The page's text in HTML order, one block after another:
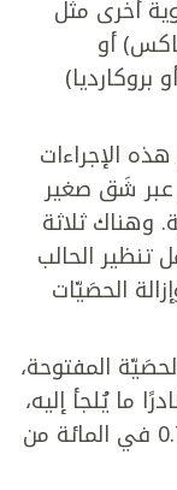
أخرى مثل
أو
بروكارديا)
الإجراءات
عبر شَق صغير
وهناك ثلاثة
تنظير الحالب
الحصَيّات
المفتوحة،
ما يُلجأ إليه،
وتتراوح نسبة المعالجة به بين 0.3-0.7 في المائة من